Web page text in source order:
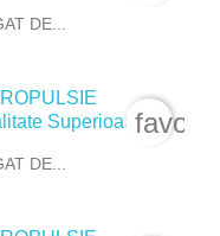
DE...
DE...